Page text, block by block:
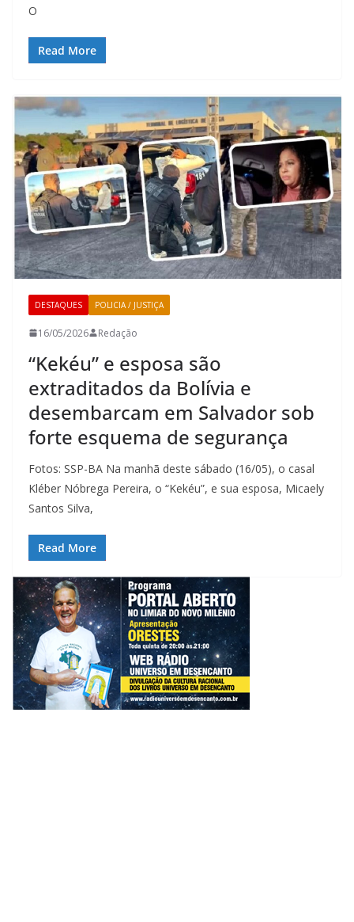
O
Read More
DESTAQUES POLICIA / JUSTIÇA
16/05/2026 Redação
“Kekéu” e esposa são
extraditados da Bolívia e
desembarcam em Salvador sob
forte esquema de segurança
Fotos: SSP-BA Na manhã deste sábado (16/05), o casal
Kléber Nóbrega Pereira, o “Kekéu”, e sua esposa, Micaely
Santos Silva,
Read More